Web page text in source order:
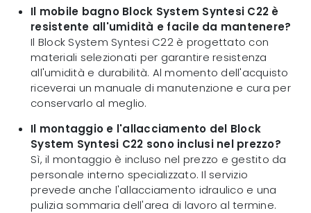
Il mobile bagno Block System Syntesi C22 è
resistente all'umidità e facile da mantenere?
Il Block System Syntesi C22 è progettato con
materiali selezionati per garantire resistenza
all'umidità e durabilità. Al momento dell'acquisto
riceverai un manuale di manutenzione e cura per
conservarlo al meglio.
Il montaggio e l'allacciamento del Block
System Syntesi C22 sono inclusi nel prezzo?
Sì, il montaggio è incluso nel prezzo e gestito da
personale interno specializzato. Il servizio
prevede anche l'allacciamento idraulico e una
pulizia sommaria dell'area di lavoro al termine.